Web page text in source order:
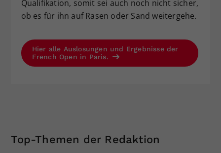
Qualifikation, somit sei auch noch nicht sicher,
ob es für ihn auf Rasen oder Sand weitergehe.
Hier alle Auslosungen und Ergebnisse der
French Open in Paris.
Top-Themen der Redaktion